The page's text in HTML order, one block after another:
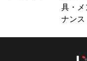
具・メ
ナンス